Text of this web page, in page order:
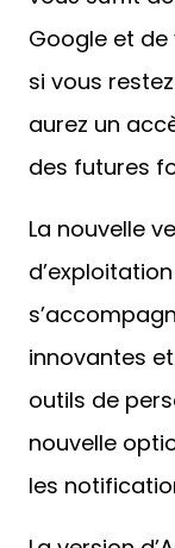
La nouvelle
innovantes
outils de
nouvelle
les
La version
sur les
appareils
Samsung et
année. Parmi